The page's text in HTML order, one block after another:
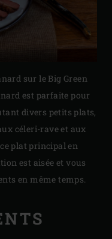
sur le Big Green
est parfaite pour
divers petits plats,
céleri-rave et aux
plat principal en
est aisée et vous
en même temps.